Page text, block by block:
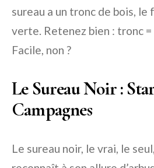
sureau a un tronc de bois, le
verte. Retenez bien : tronc
Facile, non ?
Le Sureau Noir :
Campagnes
Le sureau noir, le vrai, le